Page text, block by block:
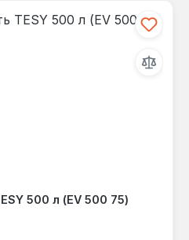
500 л (EV 500 75)